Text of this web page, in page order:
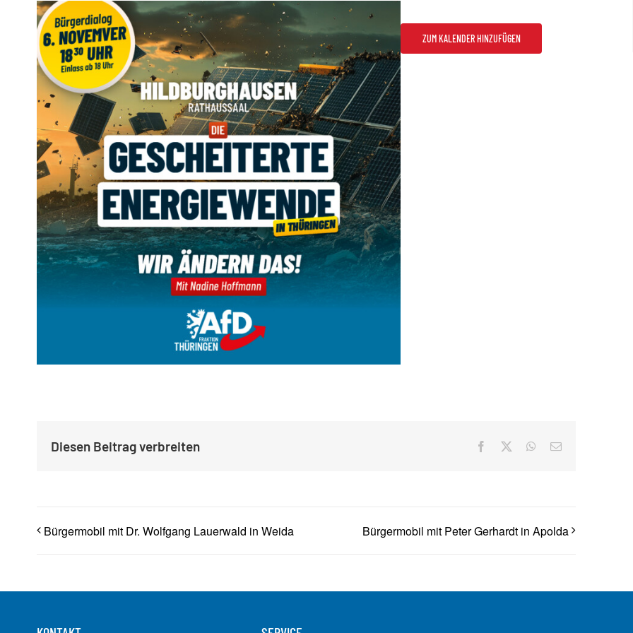
ZUM KALENDER HINZUFÜGEN
Diesen Beitrag verbreiten Facebook WhatsApp
E-
Bürgermobil mit Dr. Wolfgang Lauerwald in Weida Bürgermobil mit Peter Gerhardt in Apolda